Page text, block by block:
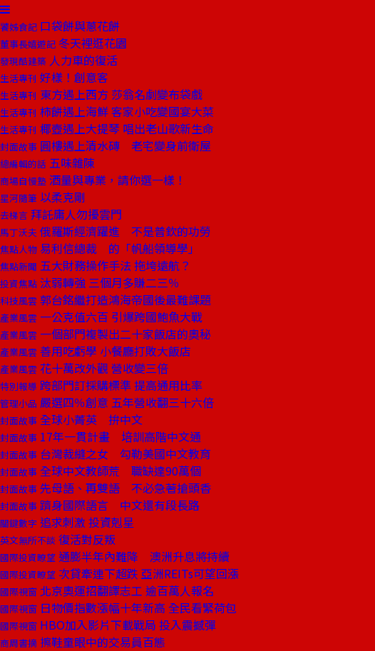
饕姊食記 口袋餅與蔥花餅
董事長嬉遊記 冬天裡逛花園
發現酷建築 人力車的復活
生活專刊 好樣！創意客
生活專刊 東方遇上西方 莎翁名劇變布袋戲
生活專刊 柿餅遇上海鮮 客家小吃變國宴大菜
生活專刊 椰壺遇上大提琴 唱出老山歌新生命
封面故事 圓樓遇上清水磚 老宅變身前衛屋
總編輯的話 五味雜陳
商場自慢塾 酒量與專業，請你選一樣！
星河隨筆 以柔克剛
去梯言 拜託庸人勿擾雲門
馬丁沃夫 俄羅斯經濟躍進 不是普欽的功勞
焦點人物 易利信總裁 的「帆船領導學」
焦點新聞 五大財務操作手法 拖垮遠航？
投資焦點 汰弱轉強 三個月多賺二三％
科技風雲 郭台銘繼打造鴻海帝國後最難課題
產業風雲 一公克值六百 引爆跨國鮑魚大戰
產業風雲 一個部門複製出二十家飯店的奧秘
產業風雲 善用吃虧學 小餐廳打敗大飯店
產業風雲 花十萬改外觀 營收變三倍
特別報導 跨部門訂採購標準 提高通用比率
管理小品 嚴選四％創意 五年營收翻三十六倍
封面故事 全球小菁英 拚中文
封面故事 17年一貫計畫 培訓高階中文通
封面故事 台灣裁縫之女 勾勒美國中文教育
封面故事 全球中文教師荒 職缺達90萬個
封面故事 先母語、再雙語 不必急著搶頭香
封面故事 躋身國際語言 中文還有段長路
關鍵數字 追求刺激 投資剋星
英文無所不談 復活對反叛
國際投資瞭望 通膨半年內難降 澳洲升息將持續
國際投資瞭望 次貸牽連下超跌 亞洲REITs可望回漲
國際視窗 北京奧運招翻譯志工 逾百萬人報名
國際視窗 日物價指數漲幅十年新高 全民看緊荷包
國際視窗 HBO加入影片下載戰局 投入震撼彈
商周書摘 擦鞋童眼中的交易員百態